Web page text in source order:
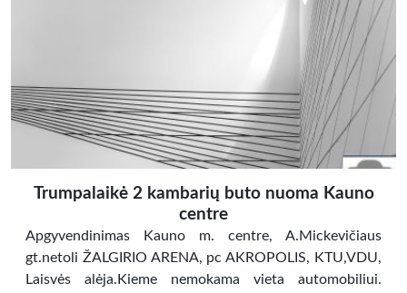
Trumpalaikė 2 kambarių buto nuoma Kauno
centre
Apgyvendinimas Kauno m. centre, A.Mickevičiaus
gt.netoli ŽALGIRIO ARENA, pc AKROPOLIS, KTU,VDU,
Laisvės alėja.Kieme nemokama vieta automobiliui.